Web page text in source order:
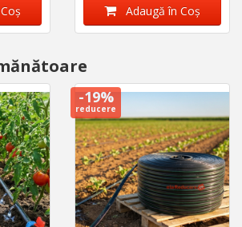
Adaugă în Coş
-19%
reducere